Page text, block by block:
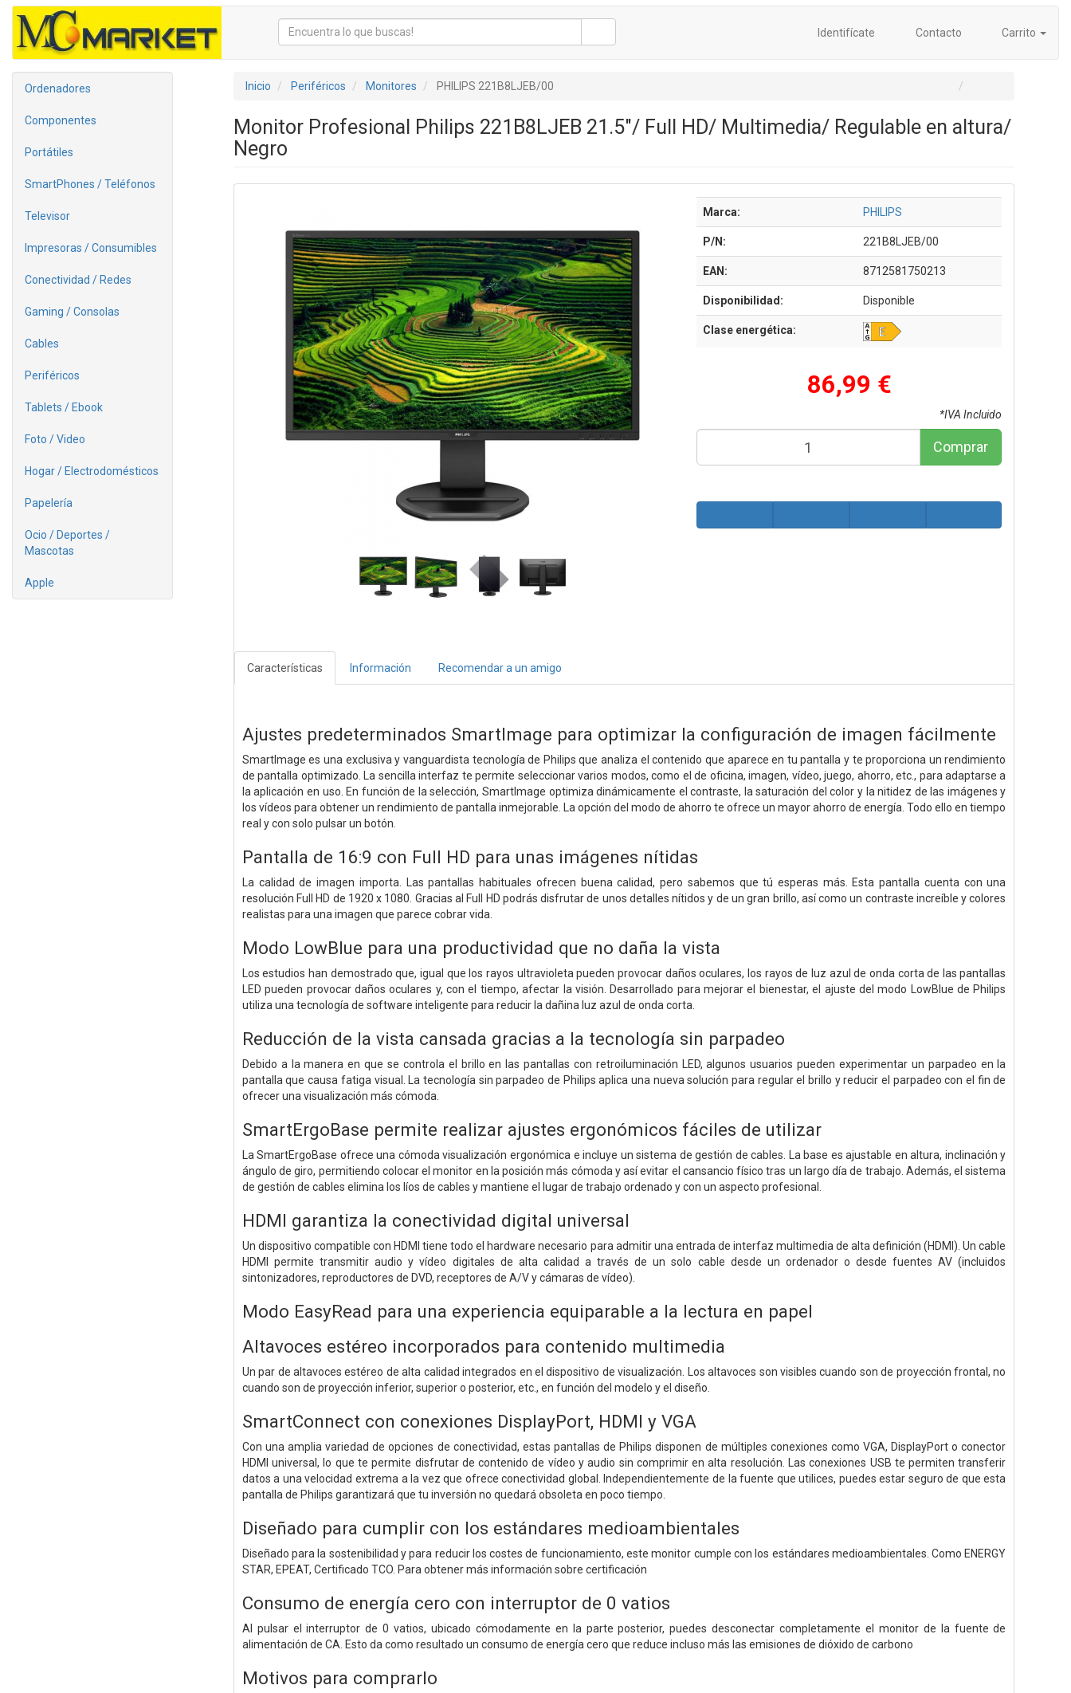
Identifícate Contacto Carrito
Ordenadores
Componentes
Portátiles
SmartPhones / Teléfonos
Televisor
Impresoras / Consumibles
Conectividad / Redes
Gaming / Consolas
Cables
Periféricos
Tablets / Ebook
Foto / Video
Hogar / Electrodomésticos
Papelería
Ocio / Deportes /
Mascotas
Apple
Inicio Periféricos Monitores PHILIPS 221B8LJEB/00
Monitor Profesional Philips 221B8LJEB 21.5"/ Full HD/ Multimedia/ Regulable en altura/
Negro
Marca: PHILIPS
P/N: 221B8LJEB/00
EAN: 8712581750213
Disponibilidad: Disponible
Clase energética:
86,99 €
*IVA Incluido
Comprar
Características Información Recomendar a un amigo
Ajustes predeterminados SmartImage para optimizar la configuración de imagen fácilmente
SmartImage es una exclusiva y vanguardista tecnología de Philips que analiza el contenido que aparece en tu pantalla y te proporciona un rendimiento
de pantalla optimizado. La sencilla interfaz te permite seleccionar varios modos, como el de oficina, imagen, vídeo, juego, ahorro, etc., para adaptarse a
la aplicación en uso. En función de la selección, SmartImage optimiza dinámicamente el contraste, la saturación del color y la nitidez de las imágenes y
los vídeos para obtener un rendimiento de pantalla inmejorable. La opción del modo de ahorro te ofrece un mayor ahorro de energía. Todo ello en tiempo
real y con solo pulsar un botón.
Pantalla de 16:9 con Full HD para unas imágenes nítidas
La calidad de imagen importa. Las pantallas habituales ofrecen buena calidad, pero sabemos que tú esperas más. Esta pantalla cuenta con una
resolución Full HD de 1920 x 1080. Gracias al Full HD podrás disfrutar de unos detalles nítidos y de un gran brillo, así como un contraste increíble y colores
realistas para una imagen que parece cobrar vida.
Modo LowBlue para una productividad que no daña la vista
Los estudios han demostrado que, igual que los rayos ultravioleta pueden provocar daños oculares, los rayos de luz azul de onda corta de las pantallas
LED pueden provocar daños oculares y, con el tiempo, afectar la visión. Desarrollado para mejorar el bienestar, el ajuste del modo LowBlue de Philips
utiliza una tecnología de software inteligente para reducir la dañina luz azul de onda corta.
Reducción de la vista cansada gracias a la tecnología sin parpadeo
Debido a la manera en que se controla el brillo en las pantallas con retroiluminación LED, algunos usuarios pueden experimentar un parpadeo en la
pantalla que causa fatiga visual. La tecnología sin parpadeo de Philips aplica una nueva solución para regular el brillo y reducir el parpadeo con el fin de
ofrecer una visualización más cómoda.
SmartErgoBase permite realizar ajustes ergonómicos fáciles de utilizar
La SmartErgoBase ofrece una cómoda visualización ergonómica e incluye un sistema de gestión de cables. La base es ajustable en altura, inclinación y
ángulo de giro, permitiendo colocar el monitor en la posición más cómoda y así evitar el cansancio físico tras un largo día de trabajo. Además, el sistema
de gestión de cables elimina los líos de cables y mantiene el lugar de trabajo ordenado y con un aspecto profesional.
HDMI garantiza la conectividad digital universal
Un dispositivo compatible con HDMI tiene todo el hardware necesario para admitir una entrada de interfaz multimedia de alta definición (HDMI). Un cable
HDMI permite transmitir audio y vídeo digitales de alta calidad a través de un solo cable desde un ordenador o desde fuentes AV (incluidos
sintonizadores, reproductores de DVD, receptores de A/V y cámaras de vídeo).
Modo EasyRead para una experiencia equiparable a la lectura en papel
Altavoces estéreo incorporados para contenido multimedia
Un par de altavoces estéreo de alta calidad integrados en el dispositivo de visualización. Los altavoces son visibles cuando son de proyección frontal, no
cuando son de proyección inferior, superior o posterior, etc., en función del modelo y el diseño.
SmartConnect con conexiones DisplayPort, HDMI y VGA
Con una amplia variedad de opciones de conectividad, estas pantallas de Philips disponen de múltiples conexiones como VGA, DisplayPort o conector
HDMI universal, lo que te permite disfrutar de contenido de vídeo y audio sin comprimir en alta resolución. Las conexiones USB te permiten transferir
datos a una velocidad extrema a la vez que ofrece conectividad global. Independientemente de la fuente que utilices, puedes estar seguro de que esta
pantalla de Philips garantizará que tu inversión no quedará obsoleta en poco tiempo.
Diseñado para cumplir con los estándares medioambientales
Diseñado para la sostenibilidad y para reducir los costes de funcionamiento, este monitor cumple con los estándares medioambientales. Como ENERGY
STAR, EPEAT, Certificado TCO. Para obtener más información sobre certificación
Consumo de energía cero con interruptor de 0 vatios
Al pulsar el interruptor de 0 vatios, ubicado cómodamente en la parte posterior, puedes desconectar completamente el monitor de la fuente de
alimentación de CA. Esto da como resultado un consumo de energía cero que reduce incluso más las emisiones de dióxido de carbono
Motivos para comprarlo